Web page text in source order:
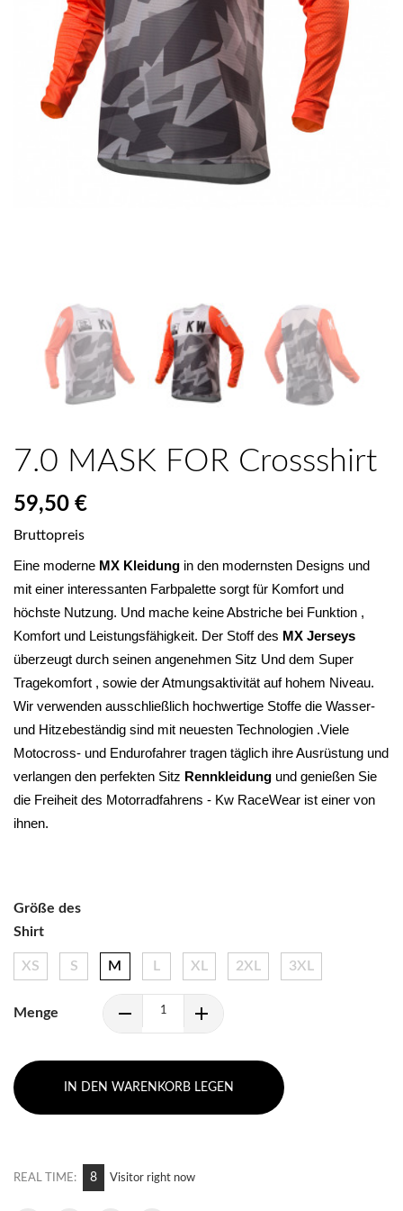
7.0 MASK FOR Crossshirt
59,50 €
Bruttopreis
Eine moderne MX Kleidung in den modernsten Designs und
mit einer interessanten Farbpalette sorgt für Komfort und
höchste Nutzung. Und mache keine Abstriche bei Funktion ,
Komfort und Leistungsfähigkeit. Der Stoff des MX Jerseys
überzeugt durch seinen angenehmen Sitz Und dem Super
Tragekomfort , sowie der Atmungsaktivität auf hohem Niveau.
Wir verwenden ausschließlich hochwertige Stoffe die Wasser-
und Hitzebeständig sind mit neuesten Technologien .Viele
Motocross- und Endurofahrer tragen täglich ihre Ausrüstung und
verlangen den perfekten Sitz Rennkleidung und genießen Sie
die Freiheit des Motorradfahrens - Kw RaceWear ist einer von
ihnen.
Größe des
Shirt
XS S M L XL 2XL 3XL
Menge
IN DEN WARENKORB LEGEN
REAL TIME: 5 Visitor right now